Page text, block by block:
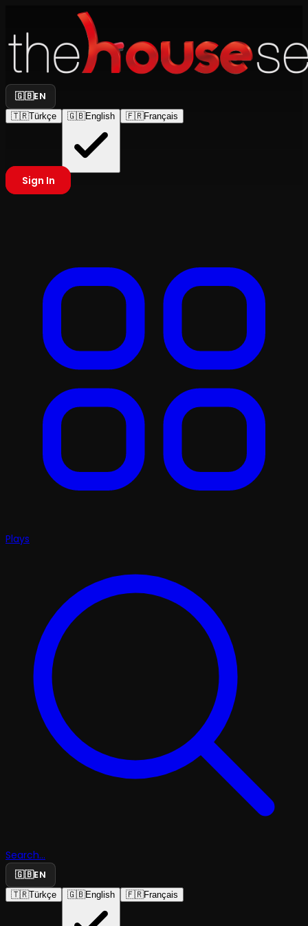
🇬🇧EN
🇹🇷Türkçe 🇬🇧English 🇫🇷Français
Sign In
Plays
Search...
🇬🇧EN
🇹🇷Türkçe 🇬🇧English 🇫🇷Français